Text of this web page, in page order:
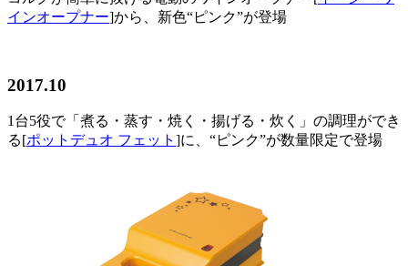
インオープナー]から、新色“ピンク”が登場
2017.10
1台5役で「煮る・蒸す・焼く・揚げる・炊く」の調理ができ
る[ポットデュオ フェット ]に、“ピンク”が数量限定で登場